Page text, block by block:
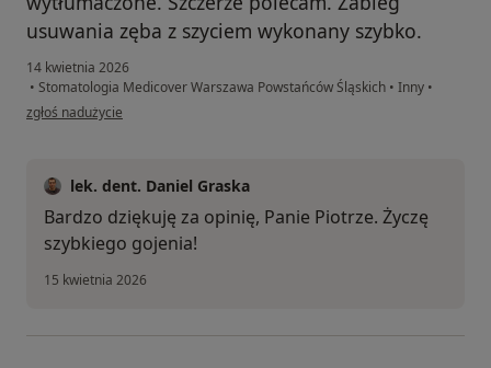
usuwania zęba z szyciem wykonany szybko.
14 kwietnia 2026
• Stomatologia Medicover Warszawa Powstańców Śląskich • Inny •
w opinii użytkownika Piotr G
zgłoś nadużycie
lek. dent. Daniel Graska
Bardzo dziękuję za opinię, Panie Piotrze. Życzę
szybkiego gojenia!
15 kwietnia 2026